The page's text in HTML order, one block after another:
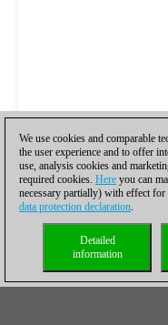
We use cookies and comparable
the user experience and to offer
use, analysis cookies and
required cookies. Here you can
necessary partially) with effect
data protection declaration.
Detailed
information